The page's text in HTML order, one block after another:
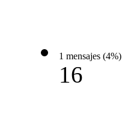
1 mensajes (4%)
16